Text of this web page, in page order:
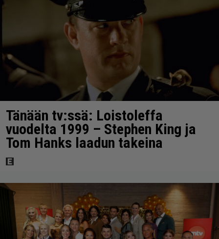
Tänään tv:ssä: Loistoleffa
vuodelta 1999 – Stephen King ja
Tom Hanks laadun takeina